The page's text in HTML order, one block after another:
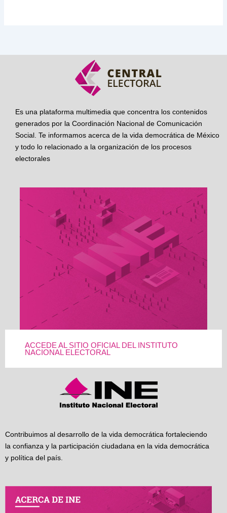
Es una plataforma multimedia que concentra los contenidos
generados por la Coordinación Nacional de Comunicación
Social. Te informamos acerca de la vida democrática de México
y todo lo relacionado a la organización de los procesos
electorales
ACCEDE AL SITIO OFICIAL DEL INSTITUTO
NACIONAL ELECTORAL
Contribuimos al desarrollo de la vida democrática fortaleciendo
la confianza y la participación ciudadana en la vida democrática
y política del país.